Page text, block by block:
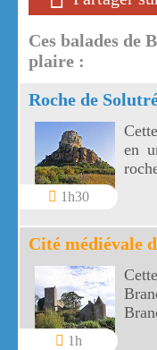
Ces balades de
plaire :
Roche de
1h30
en
de
Cité médiévale
1h